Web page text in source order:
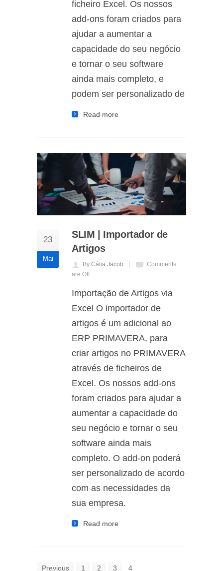
ficheiro Excel. Os nossos
add-ons foram criados para
ajudar a aumentar a
capacidade do seu negócio
e tornar o seu software
ainda mais completo, e
podem ser personalizado de
Read more
23
Mai
SLIM | Importador de
Artigos
By Cátia Jacob
Comments
are Off
Importação de Artigos via
Excel O importador de
artigos é um adicional ao
ERP PRIMAVERA, para
criar artigos no PRIMAVERA
através de ficheiros de
Excel. Os nossos add-ons
foram criados para ajudar a
aumentar a capacidade do
seu negócio e tornar o seu
software ainda mais
completo. O add-on poderá
ser personalizado de acordo
com as necessidades da
sua empresa.
Read more
Previous 1 2 3 4